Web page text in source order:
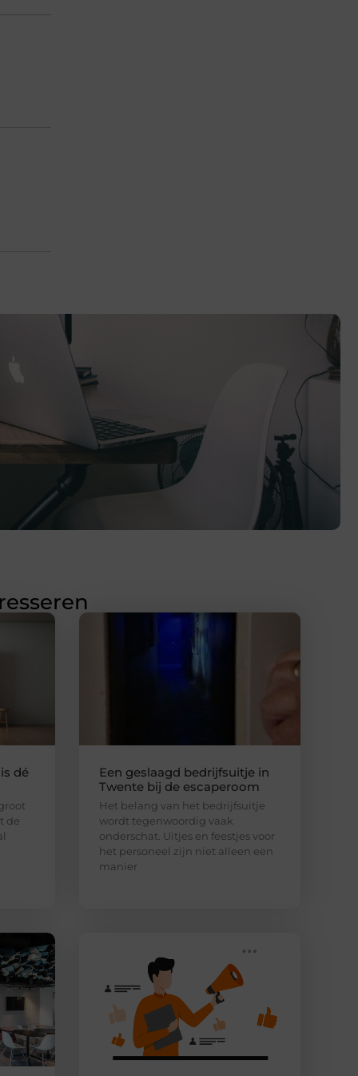
dé
de
Een geslaagd bedrijfsuitje in
Twente bij de escaperoom
Het belang van het bedrijfsuitje
wordt tegenwoordig vaak
onderschat. Uitjes en feestjes voor
het personeel zijn niet alleen een
manier